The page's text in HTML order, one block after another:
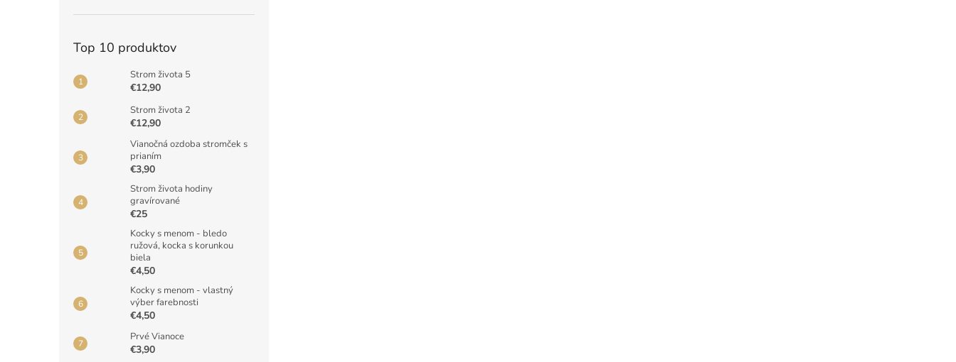
Top 10 produktov
Strom života 5
€12,90
Strom života 2
€12,90
Vianočná ozdoba stromček s
prianím
€3,90
Strom života hodiny
gravírované
€25
Kocky s menom - bledo
ružová, kocka s korunkou
biela
€4,50
Kocky s menom - vlastný
výber farebnosti
€4,50
Prvé Vianoce
€3,90